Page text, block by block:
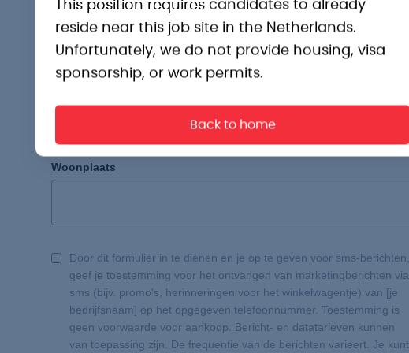
This position requires candidates to already
reside near this job site in the Netherlands.
Unfortunately, we do not provide housing, visa
sponsorship, or work permits.
Back to home
Woonplaats
Door dit formulier in te dienen en je op te geven voor sms-berichten,
geef je toestemming voor het ontvangen van marketingberichten via
sms (bijv. promo's, herinneringen voor het winkelwagentje) van [je
bedrijfsnaam] op het opgegeven telefoonnummer. Toestemming is
geen voorwaarde voor aankoop. Bericht- en datatarieven kunnen
van toepassing zijn. De frequentie van de berichten varieert. Je kunt